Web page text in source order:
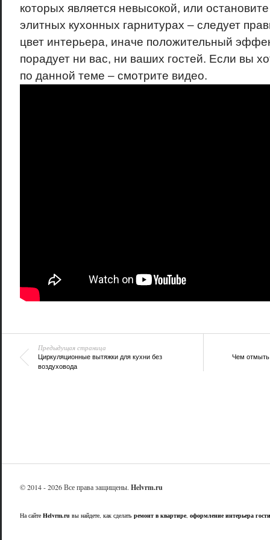
которых является невысокой, или
элитных кухонных гарнитурах – следует
цвет интерьера, иначе положительный
порадует ни вас, ни ваших гостей. Если вы
по данной теме – смотрите видео.
Предыдущая страница
Циркуляционные вытяжки для кухни без
воздуховода
Чем отмыть
© 2014 - 2026 Все права защищены. Helvrm.ru
На сайте Helvrm.ru вы найдете, как сделать ремонт в квартире, оформление интерьера